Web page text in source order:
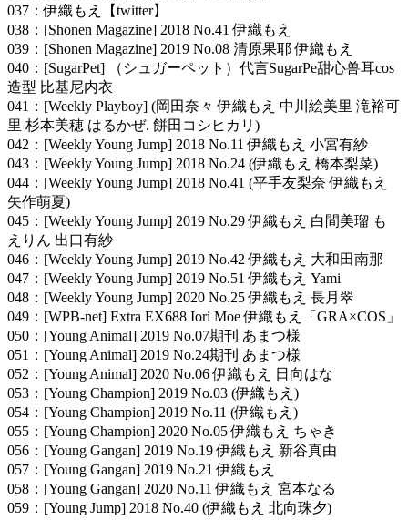
037：伊織もえ【twitter】
038：[Shonen Magazine] 2018 No.41 伊織もえ
039：[Shonen Magazine] 2019 No.08 清原果耶 伊織もえ
040：[SugarPet] （シュガーペット）代言SugarPe甜心兽耳cos
造型 比基尼内衣
041：[Weekly Playboy] (岡田奈々 伊織もえ 中川絵美里 滝裕可
里 杉本美穂 はるかぜ. 餅田コシヒカリ)
042：[Weekly Young Jump] 2018 No.11 伊織もえ 小宮有紗
043：[Weekly Young Jump] 2018 No.24 (伊織もえ 橋本梨菜)
044：[Weekly Young Jump] 2018 No.41 (平手友梨奈 伊織もえ
矢作萌夏)
045：[Weekly Young Jump] 2019 No.29 伊織もえ 白間美瑠 も
えりん 出口有紗
046：[Weekly Young Jump] 2019 No.42 伊織もえ 大和田南那
047：[Weekly Young Jump] 2019 No.51 伊織もえ Yami
048：[Weekly Young Jump] 2020 No.25 伊織もえ 長月翠
049：[WPB-net] Extra EX688 Iori Moe 伊織もえ「GRA×COS」
050：[Young Animal] 2019 No.07期刊 あまつ様
051：[Young Animal] 2019 No.24期刊 あまつ様
052：[Young Animal] 2020 No.06 伊織もえ 日向はな
053：[Young Champion] 2019 No.03 (伊織もえ)
054：[Young Champion] 2019 No.11 (伊織もえ)
055：[Young Champion] 2020 No.05 伊織もえ ちゃき
056：[Young Gangan] 2019 No.19 伊織もえ 新谷真由
057：[Young Gangan] 2019 No.21 伊織もえ
058：[Young Gangan] 2020 No.11 伊織もえ 宮本なる
059：[Young Jump] 2018 No.40 (伊織もえ 北向珠夕)